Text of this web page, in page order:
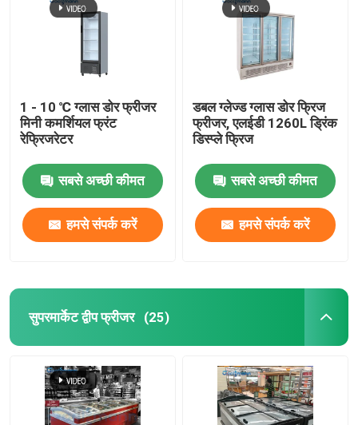
1 - 10 ℃ ग्लास डोर फ्रीजर
मिनी कमर्शियल फ्रंट
रेफ्रिजरेटर
सबसे अच्छी कीमत
हमसे संपर्क करें
डबल ग्लेज्ड ग्लास डोर फ्रिज
फ्रीजर, एलईडी 1260L ड्रिंक
डिस्प्ले फ्रिज
सबसे अच्छी कीमत
हमसे संपर्क करें
सुपरमार्केट द्वीप फ्रीजर (25)